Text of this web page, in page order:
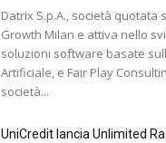
Datrix S.p.A., società quotata
Growth Milan e attiva nello
soluzioni software basate
Artificiale, e Fair Play
società...
UniCredit lancia Unlimited